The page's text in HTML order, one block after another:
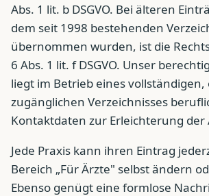
Abs. 1 lit. b DSGVO. Bei älteren
dem seit 1998 bestehenden
übernommen wurden, ist die
6 Abs. 1 lit. f DSGVO. Unser
liegt im Betrieb eines
zugänglichen Verzeichnisses
Kontaktdaten zur Erleichterung der
Jede Praxis kann ihren Eintrag
Bereich „Für Ärzte" selbst ändern
Ebenso genügt eine formlose